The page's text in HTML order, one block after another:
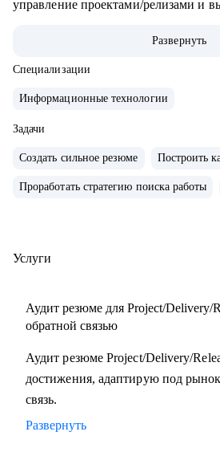
управление проектами/релизами и
• Обучение и сертификаты:
• 2024 — ITSM. Основы управления
• 2022 — «Поколение Python: курс
• 2021 — Kanban System Design,
• Аудит резюме для Project / Delivery
• Переход в управление из
Кому могу помочь:
усилить резюме, поднять отклики и
сильным компаниям.
• Системным и продуктовым
тестировщикам, которые планируют
Развернуть
Специализации
Информационные технологии
Задачи
Создать сильное резюме Построить
Проработать стратегию поиска работы
Услуги
Аудит резюме для Project/Delivery/
обратной связью
Аудит резюме Project/Delivery/
достижения, адаптирую под
связь.
Развернуть